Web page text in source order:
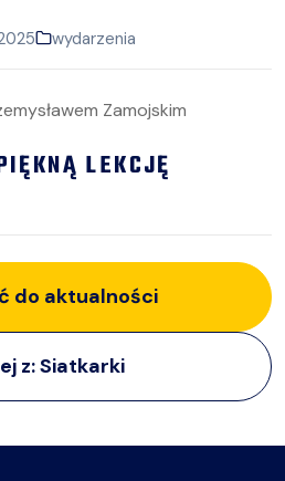
wydarzenia
LEKCJĘ
do aktualności
z:Siatkarki